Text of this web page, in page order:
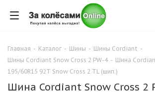
Главная - Каталог - Шины - Шины Cordiant -
Шины Cordiant Snow Cross 2 PW-4 - Шина
195/60R15 92T Snow Cross 2 TL (шип.)
Шина Cordiant Snow Cross 2